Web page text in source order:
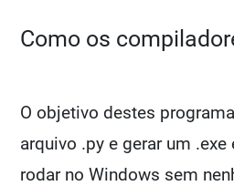
Como os
O objetivo destes
arquivo .py e gerar um
rodar no Windows sem